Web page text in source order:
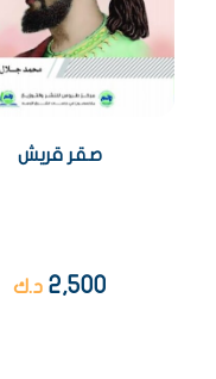
صقر قريش
2,500 د.ك